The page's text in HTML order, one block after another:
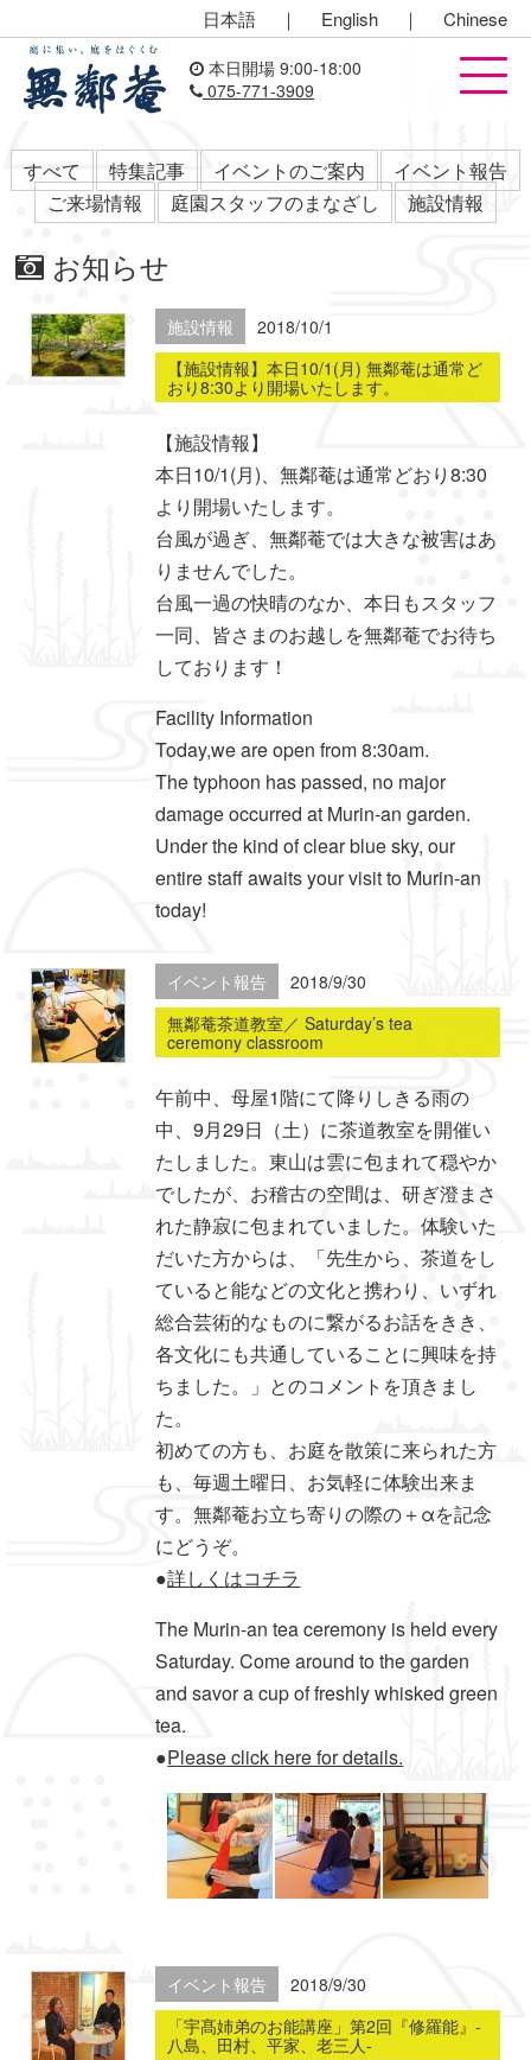
日本語 ｜ English ｜ Chinese
本日開場 9:00-18:00
075-771-3909
すべて 特集記事 イベントのご案内
イベント報告
ご来場情報
庭園スタッフのまなざし 施設情報
お知らせ
施設情報
2018/10/1
【施設情報】本日10/1(月) 無鄰菴は通常ど
おり8:30より開場いたします。
【施設情報】
本日10/1(月)、無鄰菴は通常どおり8:30
より開場いたします。
台風が過ぎ、無鄰菴では大きな被害はあ
りませんでした。
台風一過の快晴のなか、本日もスタッフ
一同、皆さまのお越しを無鄰菴でお待ち
しております！
Facility Information
Today,we are open from 8:30am.
The typhoon has passed, no major
damage occurred at Murin-an garden.
Under the kind of clear blue sky, our
entire staff awaits your visit to Murin-an
today!
イベント報告
2018/9/30
無鄰菴茶道教室／ Saturday’s tea
ceremony classroom
午前中、母屋1階にて降りしきる雨の
中、9月29日（土）に茶道教室を開催い
たしました。東山は雲に包まれて穏やか
でしたが、お稽古の空間は、研ぎ澄まさ
れた静寂に包まれていました。体験いた
だいた方からは、「先生から、茶道をし
ていると能などの文化と携わり、いずれ
総合芸術的なものに繋がるお話をきき、
各文化にも共通していることに興味を持
ちました。」とのコメントを頂きまし
た。
初めての方も、お庭を散策に来られた方
も、毎週土曜日、お気軽に体験出来ま
す。無鄰菴お立ち寄りの際の＋αを記念
にどうぞ。
●詳しくはコチラ
The Murin-an tea ceremony is held every
Saturday. Come around to the garden
and savor a cup of freshly whisked green
tea.
●Please click here for details.
イベント報告
2018/9/30
「宇髙姉弟のお能講座」第2回『修羅能』-
八島、田村、平家、老三人-